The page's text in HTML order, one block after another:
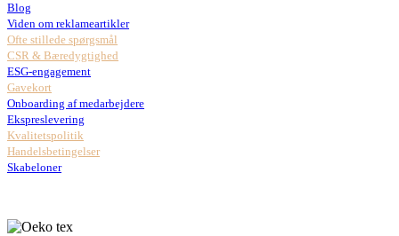
Blog
Viden om reklameartikler
Ofte stillede spørgsmål
CSR & Bæredygtighed
ESG-engagement
Gavekort
Onboarding af medarbejdere
Ekspreslevering
Kvalitetspolitik
Handelsbetingelser
Skabeloner